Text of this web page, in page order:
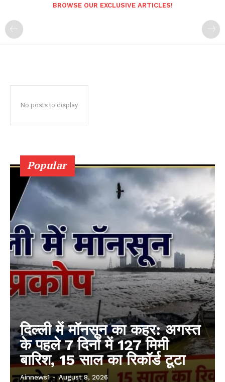
BROWSE OUR EXCLUSIVE ARTICLES!
No posts to display
Popular
दिल्ली में मॉनसून का कहर: अगस्त
के पहले 7 दिनों में 127 मिमी
बारिश, 15 साल का रिकॉर्ड टूटा
Ainnews1 - August 8, 2026